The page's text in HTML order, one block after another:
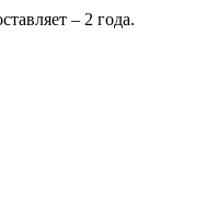
– 2 года.